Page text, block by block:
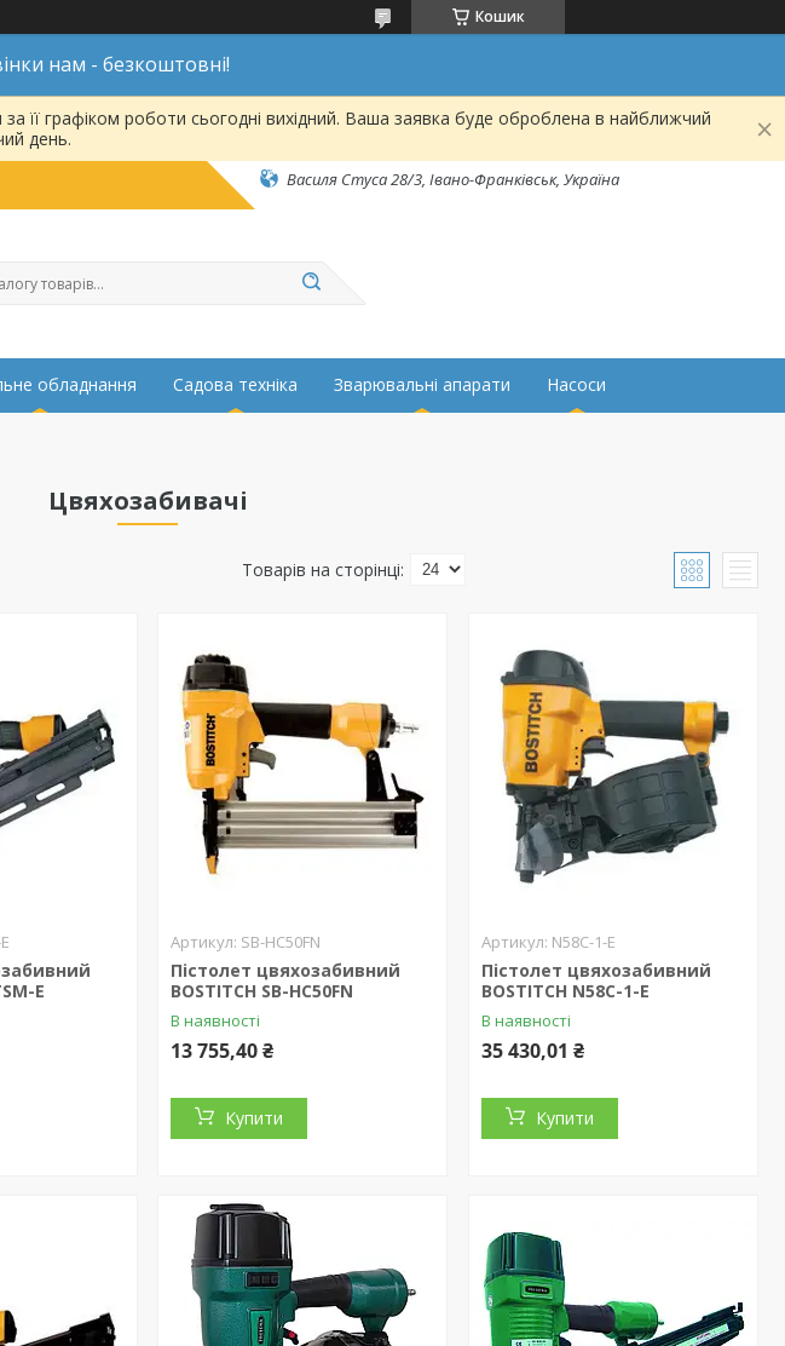
Кошик
нам - безкоштовні!
її графіком роботи сьогодні вихідний. Ваша заявка буде оброблена в найближчий
день.
Василя Стуса 28/3, Івано-Франківськ, Україна
обладнання Садова техніка Зварювальні апарати Насоси
Цвяхозабивачі
E
SB-HC50FN
Пістолет цвяхозабивний
BOSTITCH SB-HC50FN
В наявності
13 755,40 ₴
Купити
N58C-1-E
Пістолет цвяхозабивний
BOSTITCH N58C-1-E
В наявності
35 430,01 ₴
Купити